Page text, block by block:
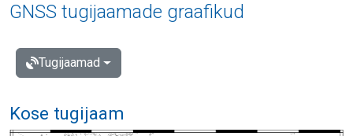
GNSS tugijaamade graafikud
Tugijaamad
Kose tugijaam